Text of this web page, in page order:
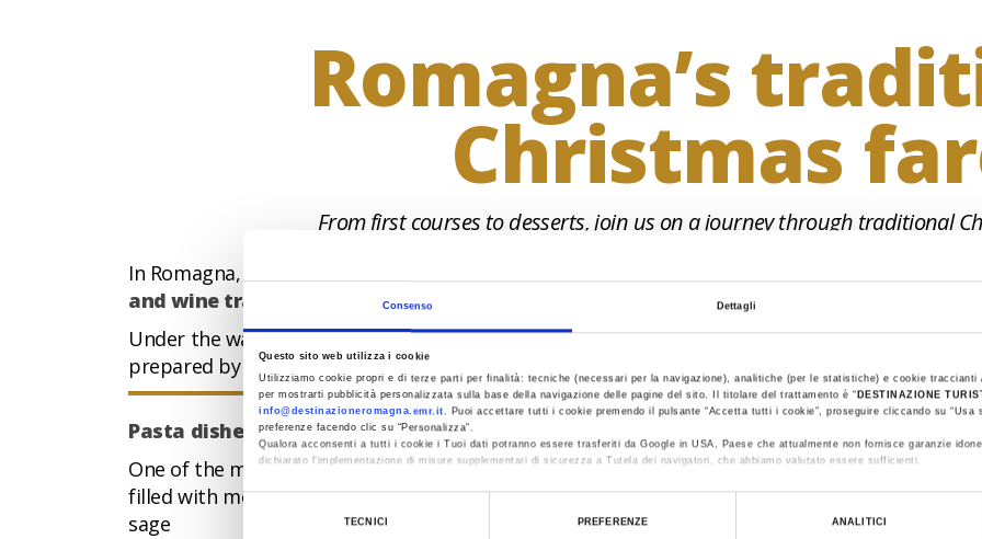
Consenso Dettagli
Questo sito web utilizza i cookie
Utilizziamo cookie propri e di terze parti per finalità: tecniche (necessari per la navigazione), analitiche (per le statistiche) e cookie
per mostrarti pubblicità personalizzata sulla base della navigazione delle pagine del sito. Il titolare del trattamento è “DESTINAZIONE
info@destinazioneromagna.emr.it. Puoi accettare tutti i cookie premendo il pulsante “Accetta tutti i cookie”, proseguire cliccando su
preferenze facendo clic su “Personalizza”.
Qualora acconsenti a tutti i cookie i Tuoi dati potranno essere trasferiti da Google in USA, Paese che attualmente non fornisce garanzie
dichiarato l’implementazione di misure supplementari di sicurezza a Tutela dei navigatori, che abbiamo valutato essere sufficienti.
Al fine di revocare il consenso prestato e visualizzare le informazioni complete sul trattamento dati clicca qui:Cookie Policy
Selezione
TECNICI PREFERENZE ANALITICI
Romagna’s
Christmas
From first courses to desserts, join us on a journey through traditional
In Romagna, in general are a great opportunity for
and wine traditions
Under the warm glow of the Christmas lights, one at a time, the dishes of the typical menu
prepared by thekeeperof the house and the kitchen,
Pasta dishes
One of the most popular first courses at Christmas time in Romagna iscappelletti, filled
filled with meat and served in broth. In Ferrara, the alternative ispumpkin-filled cappellacci
sage